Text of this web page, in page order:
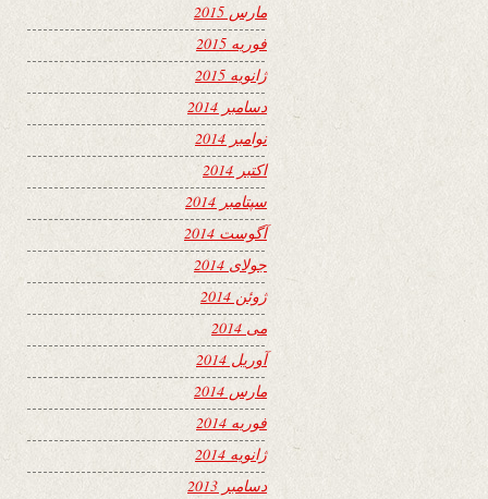
مارس 2015
فوریه 2015
ژانویه 2015
دسامبر 2014
نوامبر 2014
اکتبر 2014
سپتامبر 2014
آگوست 2014
جولای 2014
ژوئن 2014
می 2014
آوریل 2014
مارس 2014
فوریه 2014
ژانویه 2014
دسامبر 2013